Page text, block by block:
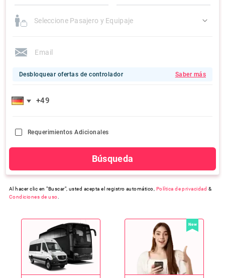
Seleccione Pasajero y Equipaje
Desbloquear ofertas de controlador Saber más
Requerimientos Adicionales
Búsqueda
Al hacer clic en "Buscar", usted acepta el registro automático, Política de privacidad &
Condiciones de uso
New